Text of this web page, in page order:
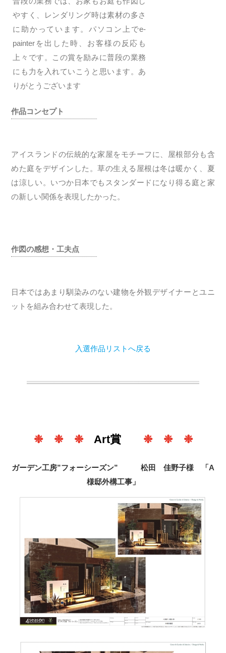
やすく、レンダリング時は素材の多さ
に助かっています。パソコン上でe-
painterを出した時、お客様の反応も
上々です。この賞を励みに普段の業務
にも力を入れていこうと思います。あ
りがとうございます
作品コンセプト
アイスランドの伝統的な家屋をモチーフに、屋根部分も含
めた庭をデザインした。草の生える屋根は冬は暖かく、夏
は涼しい。いつか日本でもスタンダードになり得る庭と家
の新しい関係を表現したかった。
作図の感想・工夫点
日本ではあまり馴染みのない建物を外観デザイナーとユニ
ットを組み合わせて表現した。
入選作品リストへ戻る
❉ ❉ ❉ Art賞❉ ❉ ❉
ガーデン工房”フォーシーズン” 松田 佳野子様 「A
様邸外構工事」